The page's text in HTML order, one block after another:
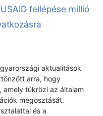
fellépése millió
aktualitások
arra, hogy
tükrözi az általam
megosztását.
és a